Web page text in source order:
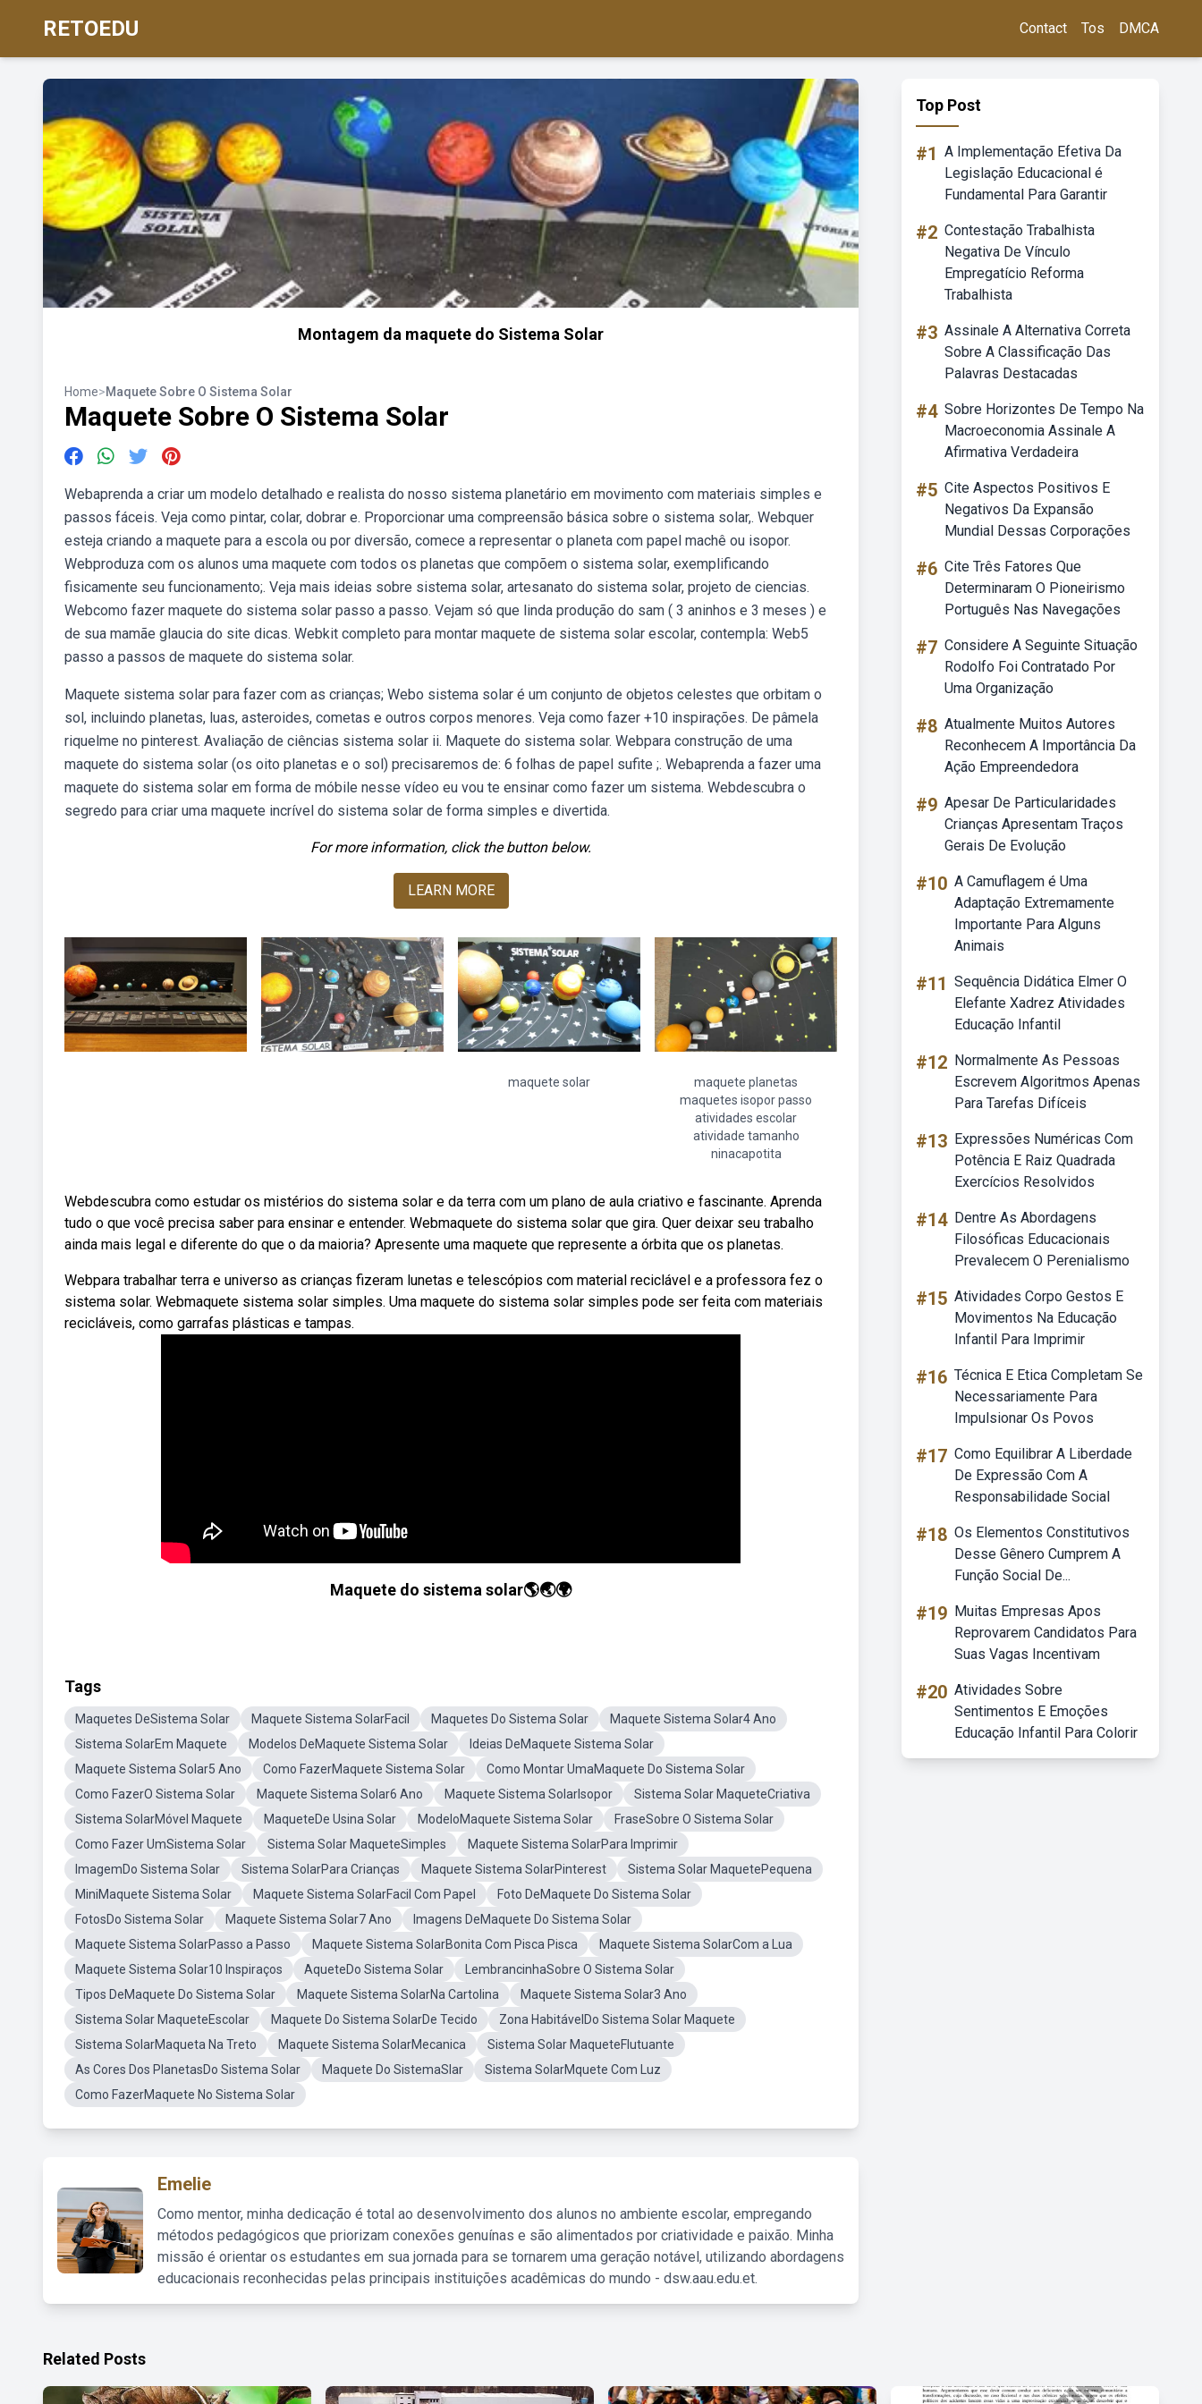
RETOEDU Contact Tos DMCA
Montagem da maquete do Sistema Solar
Home>Maquete Sobre O Sistema Solar
Maquete Sobre O Sistema Solar
Webaprenda a criar um modelo detalhado e realista do nosso sistema planetário em movimento com materiais simples e
passos fáceis. Veja como pintar, colar, dobrar e. Proporcionar uma compreensão básica sobre o sistema solar,. Webquer
esteja criando a maquete para a escola ou por diversão, comece a representar o planeta com papel machê ou isopor.
Webproduza com os alunos uma maquete com todos os planetas que compõem o sistema solar, exemplificando
fisicamente seu funcionamento;. Veja mais ideias sobre sistema solar, artesanato do sistema solar, projeto de ciencias.
Webcomo fazer maquete do sistema solar passo a passo. Vejam só que linda produção do sam ( 3 aninhos e 3 meses ) e
de sua mamãe glaucia do site dicas. Webkit completo para montar maquete de sistema solar escolar, contempla: Web5
passo a passos de maquete do sistema solar.
Maquete sistema solar para fazer com as crianças; Webo sistema solar é um conjunto de objetos celestes que orbitam o
sol, incluindo planetas, luas, asteroides, cometas e outros corpos menores. Veja como fazer +10 inspirações. De pâmela
riquelme no pinterest. Avaliação de ciências sistema solar ii. Maquete do sistema solar. Webpara construção de uma
maquete do sistema solar (os oito planetas e o sol) precisaremos de: 6 folhas de papel sufite ;. Webaprenda a fazer uma
maquete do sistema solar em forma de móbile nesse vídeo eu vou te ensinar como fazer um sistema. Webdescubra o
segredo para criar uma maquete incrível do sistema solar de forma simples e divertida.
For more information, click the button below.
LEARN MORE
maquete solar
maquete planetas
maquetes isopor passo
atividades escolar
atividade tamanho
ninacapotita
Webdescubra como estudar os mistérios do sistema solar e da terra com um plano de aula criativo e fascinante. Aprenda
tudo o que você precisa saber para ensinar e entender. Webmaquete do sistema solar que gira. Quer deixar seu trabalho
ainda mais legal e diferente do que o da maioria? Apresente uma maquete que represente a órbita que os planetas.
Webpara trabalhar terra e universo as crianças fizeram lunetas e telescópios com material reciclável e a professora fez o
sistema solar. Webmaquete sistema solar simples. Uma maquete do sistema solar simples pode ser feita com materiais
recicláveis, como garrafas plásticas e tampas.
Maquete do sistema solar🌎🌏🌍
Tags
Maquetes DeSistema Solar Maquete Sistema SolarFacil Maquetes Do Sistema Solar
Maquete Sistema Solar4 Ano
Sistema SolarEm Maquete
Modelos DeMaquete Sistema Solar
Ideias DeMaquete Sistema Solar
Maquete Sistema Solar5 Ano
Como FazerMaquete Sistema Solar
Como Montar UmaMaquete Do Sistema Solar
Como FazerO Sistema Solar
Maquete Sistema Solar6 Ano Maquete Sistema SolarIsopor
Sistema Solar MaqueteCriativa
Sistema SolarMóvel Maquete
MaqueteDe Usina Solar ModeloMaquete Sistema Solar
FraseSobre O Sistema Solar
Como Fazer UmSistema Solar
Sistema Solar MaqueteSimples
Maquete Sistema SolarPara Imprimir
ImagemDo Sistema Solar
Sistema SolarPara Crianças Maquete Sistema SolarPinterest
Sistema Solar MaquetePequena
MiniMaquete Sistema Solar
Maquete Sistema SolarFacil Com Papel
Foto DeMaquete Do Sistema Solar
FotosDo Sistema Solar
Maquete Sistema Solar7 Ano
Imagens DeMaquete Do Sistema Solar
Maquete Sistema SolarPasso a Passo
Maquete Sistema SolarBonita Com Pisca Pisca
Maquete Sistema SolarCom a Lua
Maquete Sistema Solar10 Inspiraços
AqueteDo Sistema Solar
LembrancinhaSobre O Sistema Solar
Tipos DeMaquete Do Sistema Solar
Maquete Sistema SolarNa Cartolina
Maquete Sistema Solar3 Ano
Sistema Solar MaqueteEscolar
Maquete Do Sistema SolarDe Tecido
Zona HabitávelDo Sistema Solar Maquete
Sistema SolarMaqueta Na Treto
Maquete Sistema SolarMecanica
Sistema Solar MaqueteFlutuante
As Cores Dos PlanetasDo Sistema Solar
Maquete Do SistemaSlar
Sistema SolarMquete Com Luz
Como FazerMaquete No Sistema Solar
Emelie
Como mentor, minha dedicação é total ao desenvolvimento dos alunos no ambiente escolar, empregando
métodos pedagógicos que priorizam conexões genuínas e são alimentados por criatividade e paixão. Minha
missão é orientar os estudantes em sua jornada para se tornarem uma geração notável, utilizando abordagens
educacionais reconhecidas pelas principais instituições acadêmicas do mundo - dsw.aau.edu.et.
Top Post
#1 A Implementação Efetiva Da
Legislação Educacional é
Fundamental Para Garantir
#2 Contestação Trabalhista
Negativa De Vínculo
Empregatício Reforma
Trabalhista
#3 Assinale A Alternativa Correta
Sobre A Classificação Das
Palavras Destacadas
#4 Sobre Horizontes De Tempo Na
Macroeconomia Assinale A
Afirmativa Verdadeira
#5 Cite Aspectos Positivos E
Negativos Da Expansão
Mundial Dessas Corporações
#6 Cite Três Fatores Que
Determinaram O Pioneirismo
Português Nas Navegações
#7 Considere A Seguinte Situação
Rodolfo Foi Contratado Por
Uma Organização
#8 Atualmente Muitos Autores
Reconhecem A Importância Da
Ação Empreendedora
#9 Apesar De Particularidades
Crianças Apresentam Traços
Gerais De Evolução
#10 A Camuflagem é Uma
Adaptação Extremamente
Importante Para Alguns
Animais
#11 Sequência Didática Elmer O
Elefante Xadrez Atividades
Educação Infantil
#12 Normalmente As Pessoas
Escrevem Algoritmos Apenas
Para Tarefas Difíceis
#13 Expressões Numéricas Com
Potência E Raiz Quadrada
Exercícios Resolvidos
#14 Dentre As Abordagens
Filosóficas Educacionais
Prevalecem O Perenialismo
#15 Atividades Corpo Gestos E
Movimentos Na Educação
Infantil Para Imprimir
#16 Técnica E Etica Completam Se
Necessariamente Para
Impulsionar Os Povos
#17 Como Equilibrar A Liberdade
De Expressão Com A
Responsabilidade Social
#18 Os Elementos Constitutivos
Desse Gênero Cumprem A
Função Social De...
#19 Muitas Empresas Apos
Reprovarem Candidatos Para
Suas Vagas Incentivam
#20 Atividades Sobre
Sentimentos E Emoções
Educação Infantil Para Colorir
Related Posts